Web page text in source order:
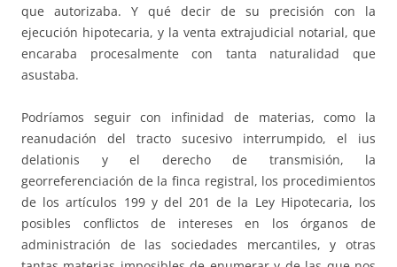
que autorizaba. Y qué decir de su precisión con la
ejecución hipotecaria, y la venta extrajudicial notarial, que
encaraba procesalmente con tanta naturalidad que
asustaba.
Podríamos seguir con infinidad de materias, como la
reanudación del tracto sucesivo interrumpido, el ius
delationis y el derecho de transmisión, la
georreferenciación de la finca registral, los procedimientos
de los artículos 199 y del 201 de la Ley Hipotecaria, los
posibles conflictos de intereses en los órganos de
administración de las sociedades mercantiles, y otras